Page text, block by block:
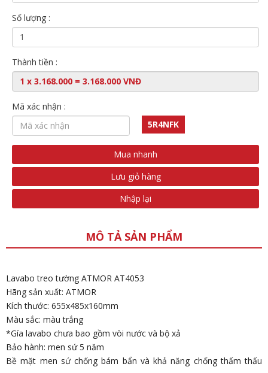
Số lượng :
Thành tiền :
Mã xác nhận :
5R4NFK
Mua nhanh
Lưu giỏ hàng
Nhập lại
MÔ TẢ SẢN PHẨM
Lavabo treo tường ATMOR AT4053
Hãng sản xuất: ATMOR
Kích thước: 655x485x160mm
Màu sắc: màu trắng
*Gía lavabo chưa bao gồm vòi nước và bộ xả
Bảo hành: men sứ 5 năm
Bề mặt men sứ chống bám bẩn và khả năng chống thấm thấu